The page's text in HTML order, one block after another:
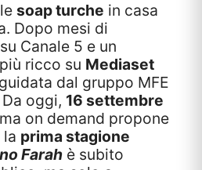
soap turche in casa
Dopo mesi di
Canale 5 e un
ricco su Mediaset
dal gruppo MFE
oggi, 16 settembre
on demand propone
la prima stagione
Farah è subito